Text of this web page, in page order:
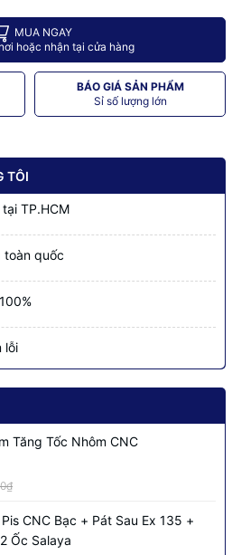
MUA NGAY
hoặc nhận tại cửa hàng
BÁO GIÁ SẢN PHẨM
Sỉ số lượng lớn
TÔI
TP.HCM
toàn quốc
lỗi
Tăng Tốc Nhôm CNC
CNC Bạc + Pát Sau Ex 135 +
Ốc Salaya